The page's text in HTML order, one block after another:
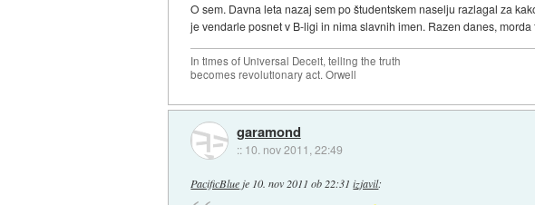
O sem. Davna leta nazaj sem po študentskem naselju razlagal za
je vendarle posnet v B-ligi in nima slavnih imen. Razen danes,
In times of Universal Deceit, telling the truth
becomes revolutionary act. Orwell
garamond
:: 10. nov 2011, 22:49
PacificBlueje 10. nov 2011 ob 22:31 izjavil: